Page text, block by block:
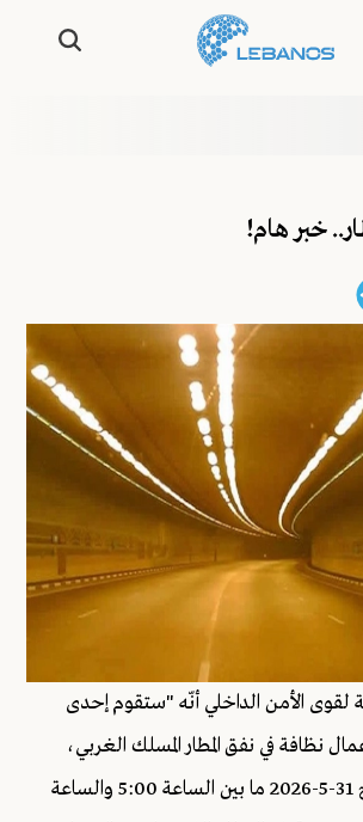
خبر هام!
لقوى الأمن الداخلي أنّه "ستقوم إحدى
نظافة في نفق المطار المسلك الغربي،
المطار - خلدة، بتاريخ 31-5-2026 ما بين الساعة 5:00 والساعة